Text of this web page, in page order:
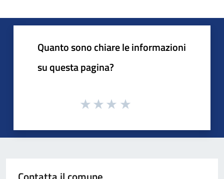
Quanto sono chiare le informazioni
su questa pagina?